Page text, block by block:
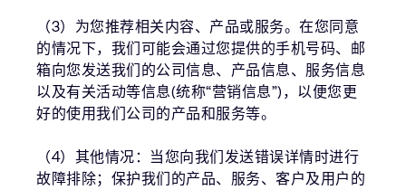
（3）为您推荐相关内容、产品或服务。在您同意
的情况下，我们可能会通过您提供的手机号码、邮
箱向您发送我们的公司信息、产品信息、服务信息
以及有关活动等信息(统称“营销信息”)，以便您更
好的使用我们公司的产品和服务等。
（4）其他情况：当您向我们发送错误详情时进行
故障排除；保护我们的产品、服务、客户及用户的